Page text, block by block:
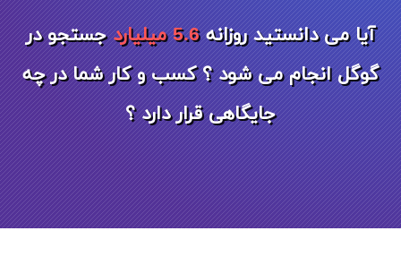
آیا می دانستید روزانه5.6 میلیارد
جستجو در
گوگل انجام می شود ؟ کسب و کار شما در چه
جایگاهی قرار دارد ؟